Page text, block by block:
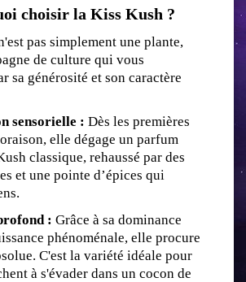
choisir la Kiss Kush ?
pas simplement une plante,
de culture qui vous
sa générosité et son caractère
sensorielle : Dès les premières
elle dégage un parfum
classique, rehaussé par des
et une pointe d’épices qui
: Grâce à sa dominance
phénoménale, elle procure
C'est la variété idéale pour
à s'évader dans un cocon de